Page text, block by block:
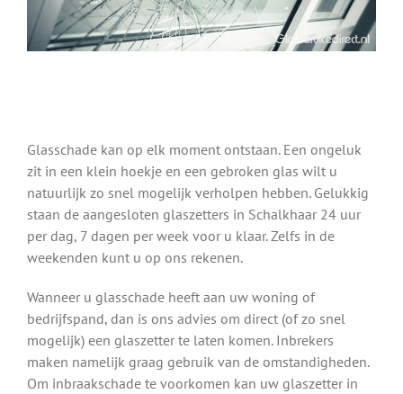
Glasschade kan op elk moment ontstaan. Een ongeluk
zit in een klein hoekje en een gebroken glas wilt u
natuurlijk zo snel mogelijk verholpen hebben. Gelukkig
staan de aangesloten glaszetters in Schalkhaar 24 uur
per dag, 7 dagen per week voor u klaar. Zelfs in de
weekenden kunt u op ons rekenen.
Wanneer u glasschade heeft aan uw woning of
bedrijfspand, dan is ons advies om direct (of zo snel
mogelijk) een glaszetter te laten komen. Inbrekers
maken namelijk graag gebruik van de omstandigheden.
Om inbraakschade te voorkomen kan uw glaszetter in